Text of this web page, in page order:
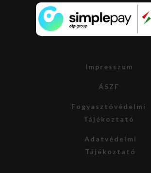
Impresszum
ÁSZF
Fogyasztóvédelmi
Tájékoztató
Adatvédelmi
Tájékoztató